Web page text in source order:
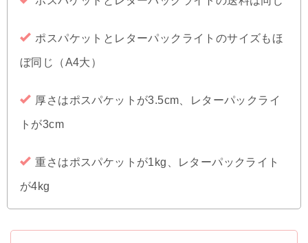
ポスパケットとレターパックライトのサイズもほ
ぼ同じ（A4大）
厚さはポスパケットが3.5cm、レターパックライ
トが3cm
重さはポスパケットが1kg、レターパックライト
が4kg